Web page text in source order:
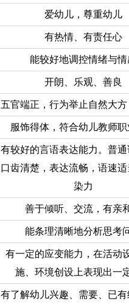
爱幼儿，尊重幼儿
有热情、有责任心
能较好地调控情绪与情
开朗、乐观、善良
五官端正，行为举止自然大
服饰得体，符合幼儿教师
有较好的言语表达能力。普通
口齿清楚，表达流畅，语速
染力
善于倾听、交流，有亲
能条理清晰地分析思考
有一定的应变能力，在活动
施、环境创设上表现出一
有了解幼儿兴趣、需要、已